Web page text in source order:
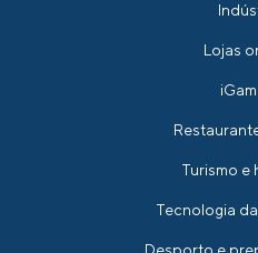
Lojas
Turismo e
Tecnologia